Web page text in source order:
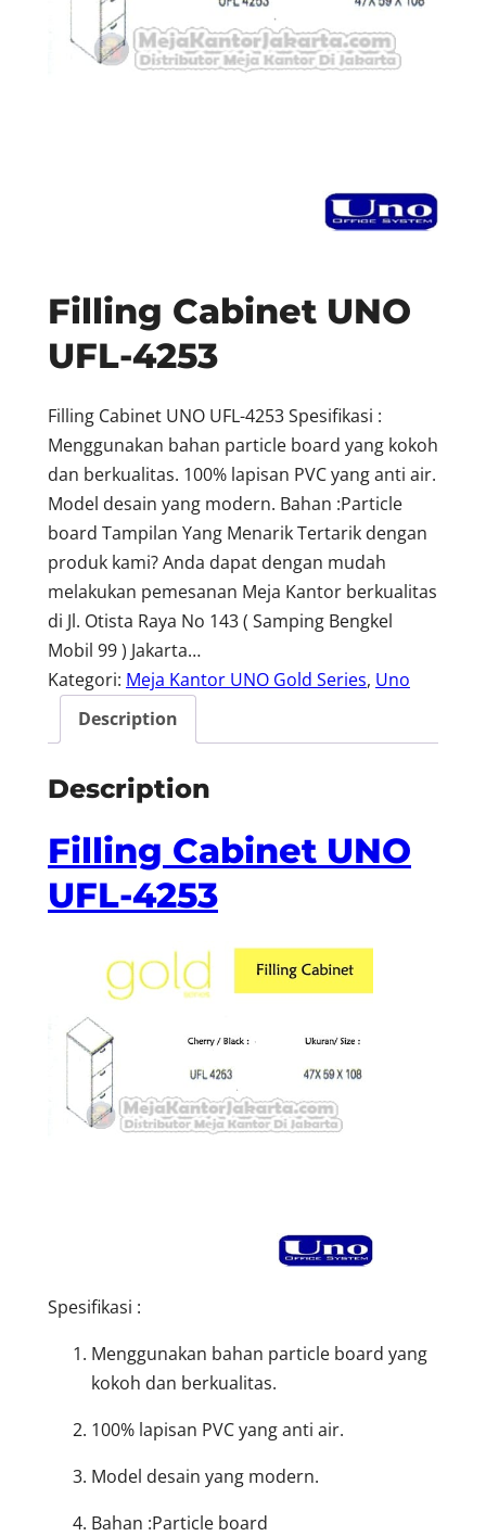
Filling Cabinet UNO
UFL-4253
Filling Cabinet UNO UFL-4253 Spesifikasi :
Menggunakan bahan particle board yang kokoh
dan berkualitas. 100% lapisan PVC yang anti air.
Model desain yang modern. Bahan :Particle
board Tampilan Yang Menarik Tertarik dengan
produk kami? Anda dapat dengan mudah
melakukan pemesanan Meja Kantor berkualitas
di Jl. Otista Raya No 143 ( Samping Bengkel
Mobil 99 ) Jakarta…
Kategori: Meja Kantor UNO Gold Series, Uno
Description
Description
Filling Cabinet UNO
UFL-4253
Spesifikasi :
Menggunakan bahan particle board yang
kokoh dan berkualitas.
100% lapisan PVC yang anti air.
Model desain yang modern.
Bahan :Particle board